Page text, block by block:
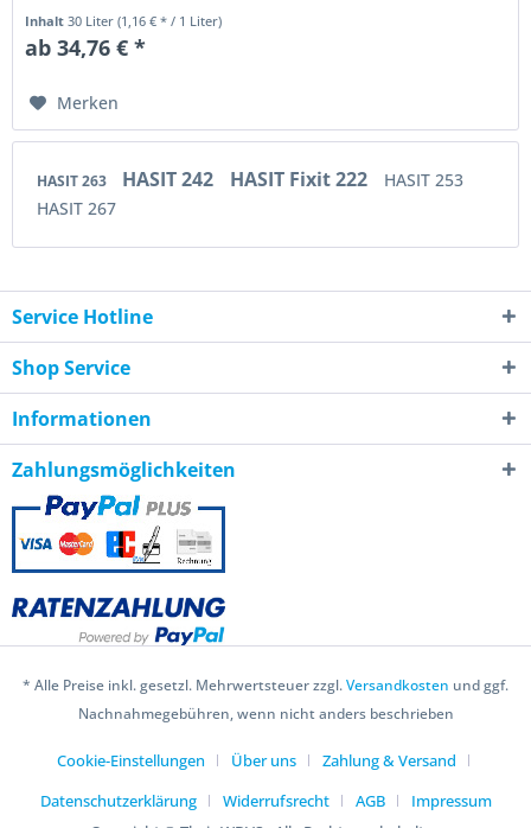
tragfähigem Mauerwerk, Altputze und Beton....
Inhalt30 Liter(1,16 € * / 1 Liter)
ab 34,76 € *
Merken
HASIT 263 HASIT 242 HASIT Fixit 222
HASIT 253
HASIT 267
Service Hotline
Shop Service
Informationen
Zahlungsmöglichkeiten
* Alle Preise inkl. gesetzl. Mehrwertsteuer zzgl.Versandkosten und ggf.
Nachnahmegebühren, wenn nicht anders beschrieben
Cookie-Einstellungen Über uns
Zahlung & Versand
Datenschutzerklärung
Widerrufsrecht AGB
Impressum